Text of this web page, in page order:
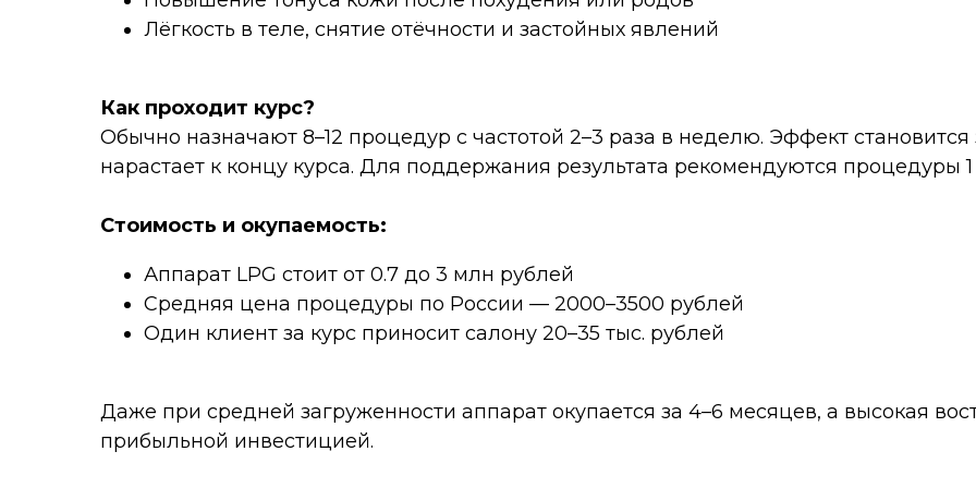
Лёгкость в теле, снятие отёчности и застойных явлений
Как проходит курс?
Обычно назначают 8–12 процедур с частотой 2–3 раза в неделю. Эффект
нарастает к концу курса. Для поддержания результата рекомендуются процедуры
Стоимость и окупаемость:
Аппарат LPG стоит от 0.7 до 3 млн рублей
Средняя цена процедуры по России — 2000–3500 рублей
Один клиент за курс приносит салону 20–35 тыс. рублей
Даже при средней загруженности аппарат окупается за 4–6 месяцев, а высокая
прибыльной инвестицией.